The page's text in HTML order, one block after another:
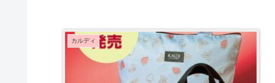
カルディ